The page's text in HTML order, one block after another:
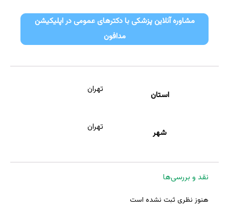
مشاوره آنلاین پزشکی با دکترهای عمومی در اپلیکیشن
مدافون
استان
تهران
شهر
تهران
نقد و بررسی‌ها
هنوز نظری ثبت نشده است